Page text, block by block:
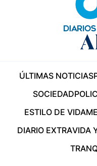
ÚLTIMAS NOTICIAS
SOCIEDAD
ESTILO DE VIDA
DIARIO EXTRAVIDA